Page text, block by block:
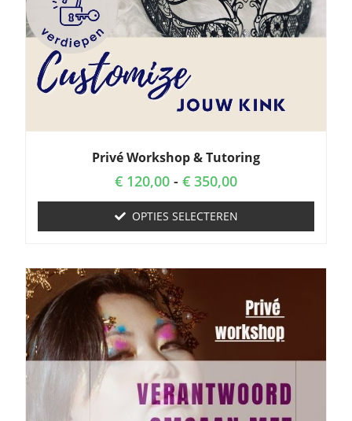
Privé Workshop & Tutoring
€ 120,00 - € 350,00
OPTIES SELECTEREN